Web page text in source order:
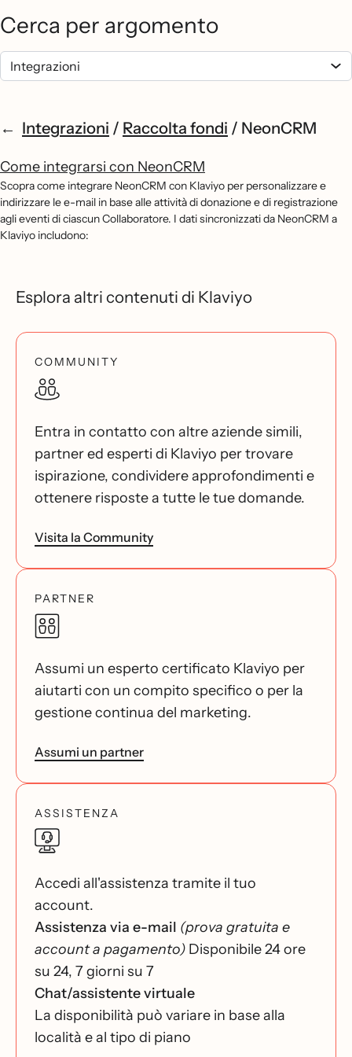
Cerca per argomento
Integrazioni / Raccolta fondi / NeonCRM
Come integrarsi con NeonCRM
Scopra come integrare NeonCRM con Klaviyo per personalizzare e
indirizzare le e-mail in base alle attività di donazione e di registrazione
agli eventi di ciascun Collaboratore. I dati sincronizzati da NeonCRM a
Klaviyo includono:
Esplora altri contenuti di Klaviyo
COMMUNITY
Entra in contatto con altre aziende simili,
partner ed esperti di Klaviyo per trovare
ispirazione, condividere approfondimenti e
ottenere risposte a tutte le tue domande.
Visita la Community
PARTNER
Assumi un esperto certificato Klaviyo per
aiutarti con un compito specifico o per la
gestione continua del marketing.
Assumi un partner
ASSISTENZA
Accedi all'assistenza tramite il tuo
account.
Assistenza via e-mail (prova gratuita e
account a pagamento) Disponibile 24 ore
su 24, 7 giorni su 7
Chat/assistente virtuale
La disponibilità può variare in base alla
località e al tipo di piano